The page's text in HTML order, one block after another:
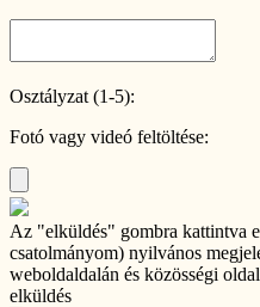
Osztályzat (1-5):
Fotó vagy videó feltöltése:
Az "elküldés" gombra kattintva
csatolmányom) nyilvános
weboldaldalán és közösségi
elküldés